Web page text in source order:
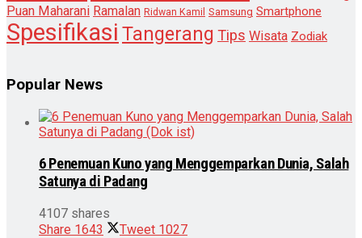
Puan Maharani Ramalan Ridwan Kamil Samsung Smartphone
Spesifikasi Tangerang Tips Wisata Zodiak
Popular News
6 Penemuan Kuno yang Menggemparkan Dunia, Salah
Satunya di Padang
4107 shares
Share 1643 Tweet 1027